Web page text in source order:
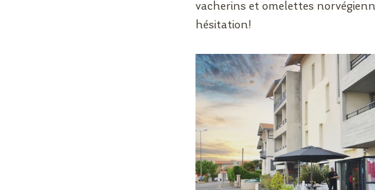
vacherins et omelettes
hésitation!